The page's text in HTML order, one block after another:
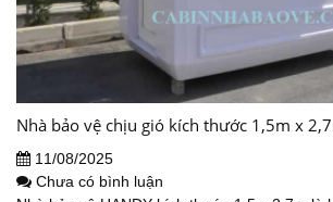
Nhà bảo vệ chịu gió kích thước 1,5m x
11/08/2025
Chưa có bình luận